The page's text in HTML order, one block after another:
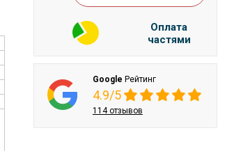
Оплата
частями
Google Рейтинг
4.9/5
114 отзывов